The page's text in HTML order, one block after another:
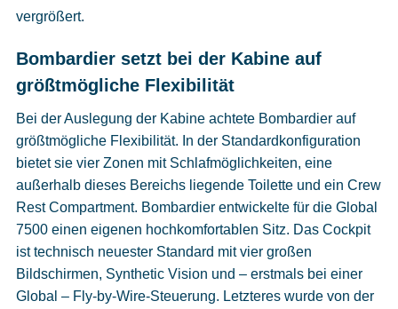
vergrößert.
Bombardier setzt bei der Kabine auf
größtmögliche Flexibilität
Bei der Auslegung der Kabine achtete Bombardier auf
größtmögliche Flexibilität. In der Standardkonfiguration
bietet sie vier Zonen mit Schlafmöglichkeiten, eine
außerhalb dieses Bereichs liegende Toilette und ein Crew
Rest Compartment. Bombardier entwickelte für die Global
7500 einen eigenen hochkomfortablen Sitz. Das Cockpit
ist technisch neuester Standard mit vier großen
Bildschirmen, Synthetic Vision und – erstmals bei einer
Global – Fly-by-Wire-Steuerung. Letzteres wurde von der